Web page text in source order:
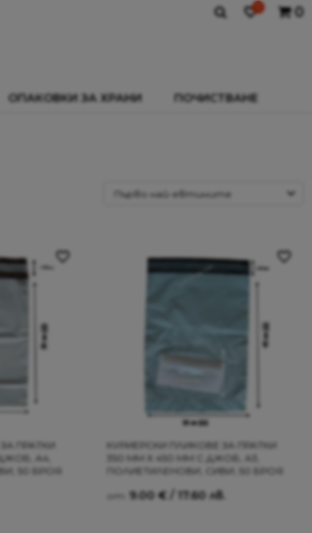
ОПАКОВКИ ЗА ХРАНИ ПОЧИСТВАНЕ
0
ПРАТКИ
А4,
50 БРОЯ
КУРИЕРСКИ ПЛИКОВЕ ЗА ПРАТКИ
350 ММ Х 450 ММ С ДЖОБ, А3,
ПОЛИЕТИЛЕНОВИ, СИВИ, 50 БРОЯ
9.00€ / 17.60 лв.